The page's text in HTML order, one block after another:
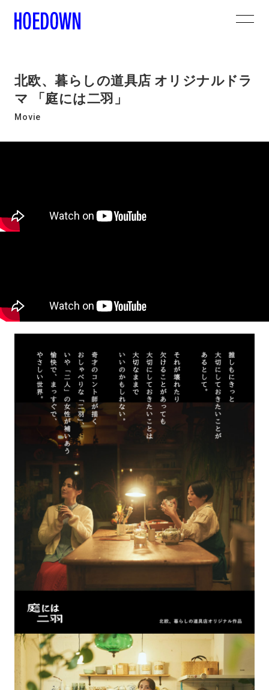
北欧、暮らしの道具店 オリジナルドラ
マ 「庭には二羽」
Movie